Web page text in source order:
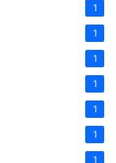
1
1
1
1
1
1
1